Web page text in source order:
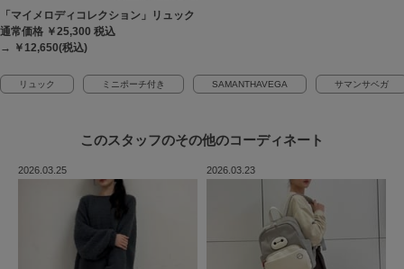
「マイメロディコレクション」リュック
通常価格 ￥25,300 税込
→ ￥12,650(税込)
リュック ミニポーチ付き SAMANTHAVEGA サマンサベガ
このスタッフのその他のコーディネート
2026.03.25 2026.03.23